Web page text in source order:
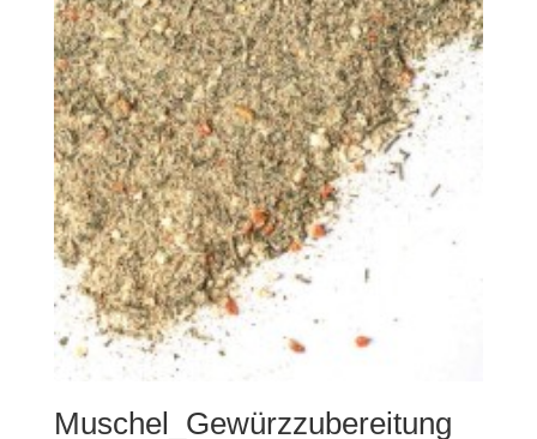
Muschel_Gewürzzubereitung